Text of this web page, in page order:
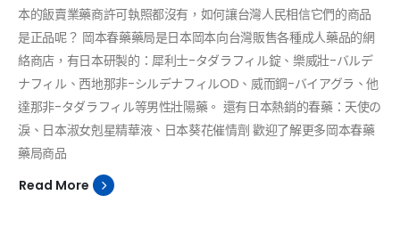
本的飯賣業藥商許可執照都沒有，如何讓台灣人民相信它們的商品
是正品呢？ 岡本春藥藥局是日本岡本向台灣販售各種成人藥品的網
絡商店，有日本研製的：犀利士-タダラフィル錠、樂威壯-バルデ
ナフィル、西地那非-シルデナフィルOD、威而鋼-バイアグラ、他
達那非-タダラフィル等男性壯陽藥。 還有日本熱銷的春藥：天使の
淚、日本淑女剋星精華液、日本葵花催情劑 歡迎了解更多岡本春藥
藥局商品
Read More